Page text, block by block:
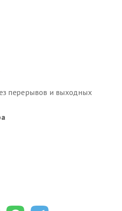
перерывов и выходных